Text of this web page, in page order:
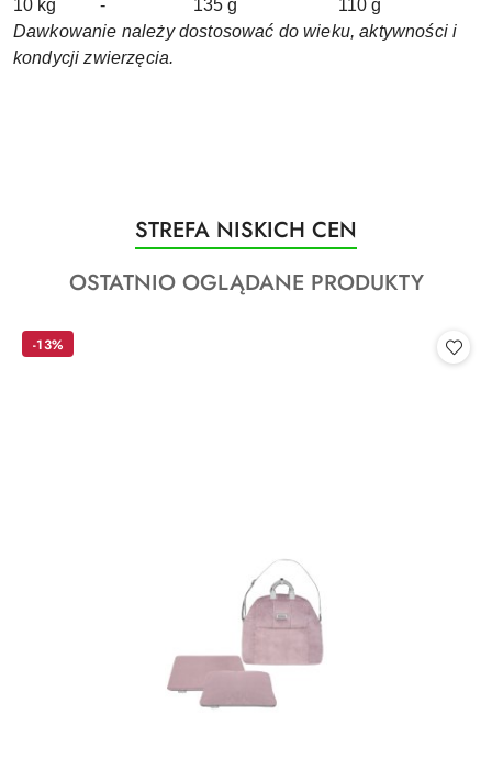
10 kg
- 135 g
110 g
Dawkowanie należy dostosować do wieku, aktywności i
kondycji zwierzęcia.
Pomiń karuzelę produktów
Produkty
o
statusie:
STREFA NISKICH CEN
Produkty
statusie:
OSTATNIO OGLĄDANE PRODUKTY
-13%